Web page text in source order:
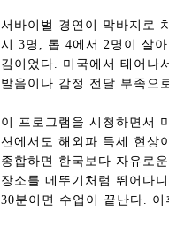
서바이벌 경연이 막바지로
시
3명 , 톱 4에서 2명이 살
김이었다. 미국에서 태어나
발음이나 감정 전달 부족으
이 프로그램을 시청하면서
션에서도 해외파 득세 현상
종합하면 한국보다 자유로
장소를 메뚜기처럼 뛰어다
30분이면 수업이 끝난다. 이